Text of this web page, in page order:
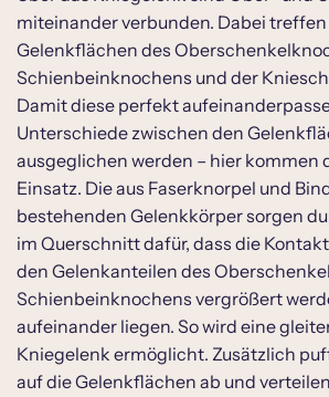
Meniskusschaden
Unglück mal drei
Diese Beschwerden
Meniskusschaden
Der Weg zur korrekten
Knieschmerzen
Bis ins letzte Detail: Die
Wie wird ein Meniskusriss
miteinander verbunden. Dabei
Gelenkflächen des
Schienbeinknochens und der
Damit diese perfekt
Unterschiede zwischen den
ausgeglichen werden – hier kommen
Einsatz. Die aus Faserknorpel und
bestehenden Gelenkkörper sorgen
im Querschnitt dafür, dass die
den Gelenkanteilen des
Schienbeinknochens vergrößert
aufeinander liegen. So wird eine
Kniegelenk ermöglicht. Zusätzlich
auf die Gelenkflächen ab und